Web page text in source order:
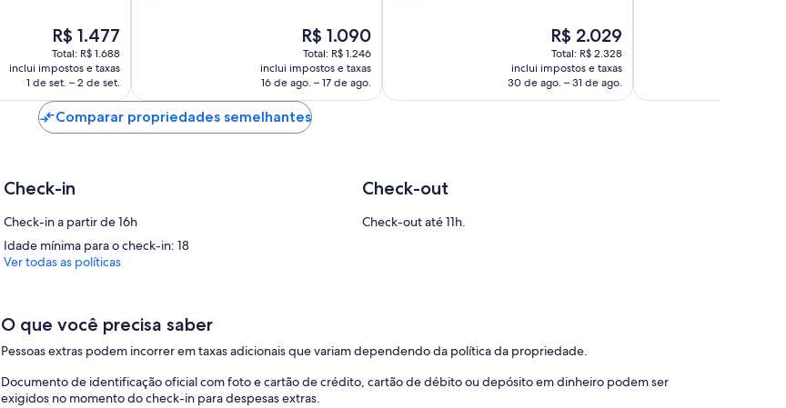
O
preço
é
de
R$ 1.477
R$ 1.477
Total: R$ 1.688
inclui impostos e taxas
1 de set. – 2 de set.
O
preço
é
de
R$ 1.090
R$ 1.090
Total: R$ 1.246
inclui impostos e taxas
16 de ago. – 17 de ago.
O
preço
é
de
R$ 2.029
R$ 2.029
Total: R$ 2.328
inclui impostos e taxas
30 de ago. – 31 de ago.
Comparar propriedades semelhantes
Check-in
Check-in a partir de 16h
Idade mínima para o check-in: 18
Check-out
Check-out até 11h.
Ver todas as políticas
O que você precisa saber
Pessoas extras podem incorrer em taxas adicionais que variam dependendo da política da propriedade.
Documento de identificação oficial com foto e cartão de crédito, cartão de débito ou depósito em dinheiro podem ser
exigidos no momento do check-in para despesas extras.